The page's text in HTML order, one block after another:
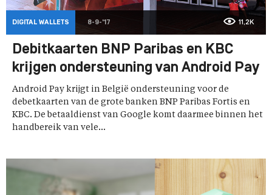
DIGITAL WALLETS 8-9-'17 11,2K
Debitkaarten BNP Paribas en KBC
krijgen ondersteuning van Android Pay
Android Pay krijgt in België ondersteuning voor de
debetkaarten van de grote banken BNP Paribas Fortis en
KBC. De betaaldienst van Google komt daarmee binnen het
handbereik van vele...